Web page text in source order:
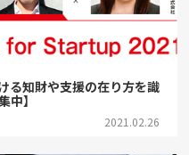
る知財や支援の在り方を識
中】
2021.02.26